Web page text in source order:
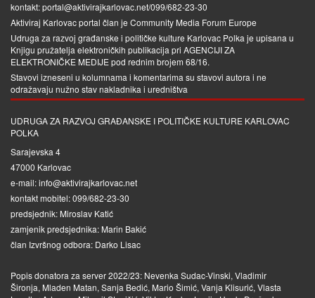
kontakt: portal@aktivirajkarlovac.net/099/682-23-30
Aktiviraj Karlovac portal član je Community Media Forum Europe
Udruga za razvoj građanske i političke kulture Karlovac Polka je upisana u
Knjigu pružatelja elektroničkih publikacija pri AGENCIJI ZA
ELEKTRONIČKE MEDIJEpod rednim brojem 68/16.
Stavovi izneseni u kolumnama i komentarima su stavovi autora i ne
odražavaju nužno stav nakladnika i uredništva
UDRUGA ZA RAZVOJ GRAĐANSKE I POLITIČKE KULTURE KARLOVAC
POLKA
Sarajevska 4
47000 Karlovac
e-mail: info@aktivirajkarlovac.net
kontakt mobitel: 099/682-23-30
predsjednik: Miroslav Katić
zamjenik predsjednika: Marin Bakić
član Izvršnog odbora: Darko Lisac
Popis donatora za server 2022/23: Nevenka Sudac-Vinski, Vladimir
Šironja, Mladen Matan, Sanja Bedić, Mario Šimić, Vanja Klisurić, Vlasta